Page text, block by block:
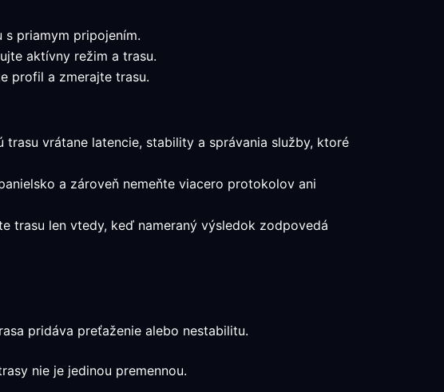
priamym pripojením.
aktívny režim a trasu.
profil a zmerajte trasu.
trasu vrátane latencie, stability a správania služby, ktoré
a zároveň nemeňte viacero protokolov ani
trasu len vtedy, keď nameraný výsledok zodpovedá
pridáva preťaženie alebo nestabilitu.
nie je jedinou premennou.